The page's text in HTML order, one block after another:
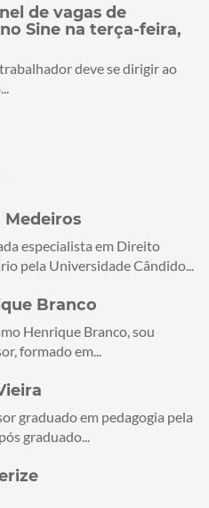
de vagas de
Sine na terça-feira,
deve se dirigir ao
Medeiros
especialista em Direito
pela Universidade Cândido...
Branco
Henrique Branco, sou
formado em...
graduado em pedagogia pela
graduado...